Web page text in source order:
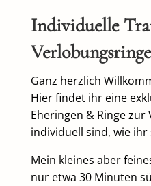
Individuelle
Verlobungsringe
Ganz herzlich
Hier findet ihr eine
Eheringen & Ringe zur
individuell sind, wie ihr
Mein kleines aber
nur etwa 30 Minuten